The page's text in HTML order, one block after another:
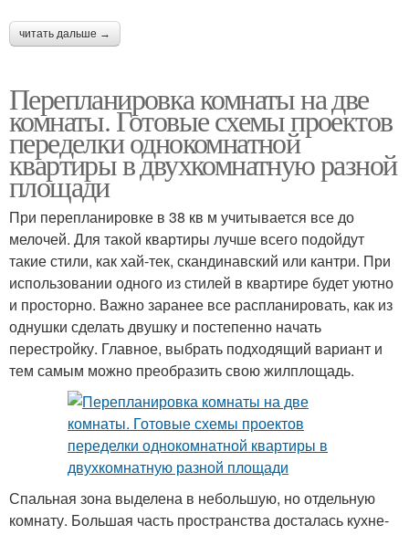
читать дальше →
Перепланировка комнаты на две
комнаты. Готовые схемы проектов
переделки однокомнатной
квартиры в двухкомнатную разной
площади
При перепланировке в 38 кв м учитывается все до
мелочей. Для такой квартиры лучше всего подойдут
такие стили, как хай-тек, скандинавский или кантри. При
использовании одного из стилей в квартире будет уютно
и просторно. Важно заранее все распланировать, как из
однушки сделать двушку и постепенно начать
перестройку. Главное, выбрать подходящий вариант и
тем самым можно преобразить свою жилплощадь.
Спальная зона выделена в небольшую, но отдельную
комнату. Большая часть пространства досталась кухне-